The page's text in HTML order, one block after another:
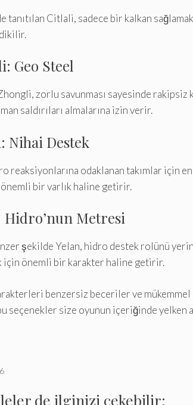
tanıtılan Citlali, sadece bir kalkan
Geo Steel
zorlu savunması sayesinde rakipsiz
saldırıları almalarına izin verir.
Nihai Destek
reaksiyonlarına odaklanan takımlar için
önemli bir varlık haline getirir.
Hidro’nun Metresi
şekilde Yelan, hidro destek rolünü
için önemli bir karakter haline getirir.
benzersiz beceriler ve
seçenekler size oyunun içeriğinde yelken
de ilginizi çekebilir: